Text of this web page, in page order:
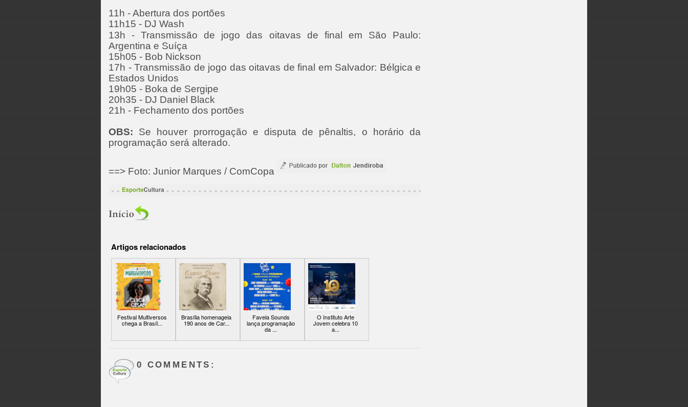
11h - Abertura dos portões
11h15 - DJ Wash
13h - Transmissão de jogo das oitavas de final em São Paulo:
Argentina e Suíça
15h05 - Bob Nickson
17h - Transmissão de jogo das oitavas de f​inal em Salvador: Bélgica e
Estados Unidos
19h05 - Boka de Sergipe
20h35 - DJ Daniel Black
21h - Fechamento dos portões
OBS: Se houver prorrogação e disputa de pênaltis, o horário da
programação será alterado.
==> Foto: Junior Marques / ComCopa
Artigos relacionados
Festival Multiversos
chega a Brasíl...
Brasília homenageia
190 anos de Car...
Favela Sounds
lança programação
da ...
O Instituto Arte
Jovem celebra 10
a...
0 COMMENTS: